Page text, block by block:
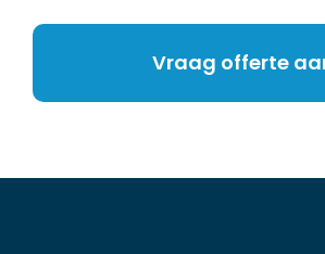
Vraag offerte